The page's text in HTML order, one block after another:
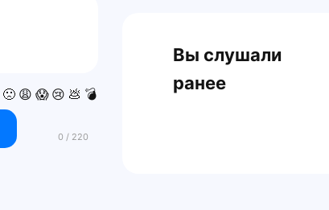
🙁 😩 😱 😢 💩 💣
Вы слушали
ранее